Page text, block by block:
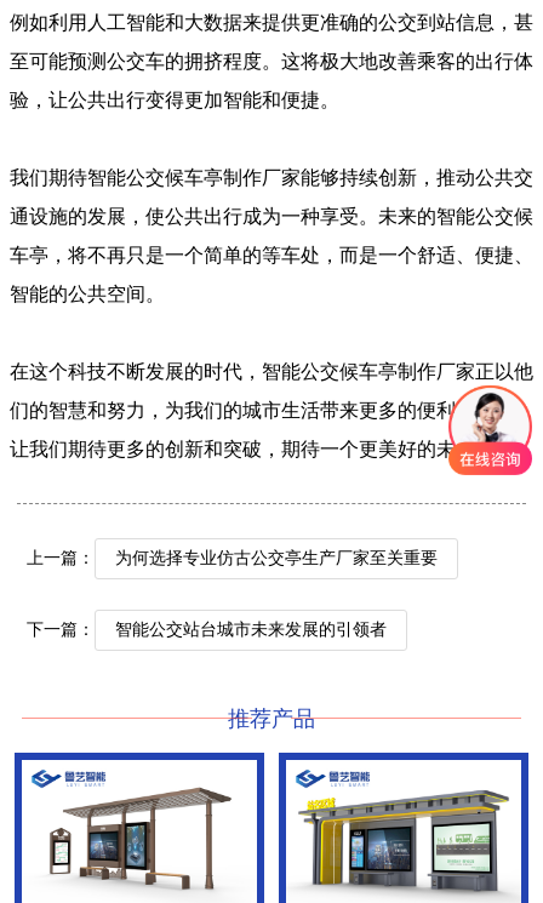
例如利用人工智能和大数据来提供更准确的公交到站信息，甚
至可能预测公交车的拥挤程度。这将极大地改善乘客的出行体
验，让公共出行变得更加智能和便捷。
我们期待智能公交候车亭制作厂家能够持续创新，推动公共交
通设施的发展，使公共出行成为一种享受。未来的智能公交候
车亭，将不再只是一个简单的等车处，而是一个舒适、便捷、
智能的公共空间。
在这个科技不断发展的时代，智能公交候车亭制作厂家正以他
们的智慧和努力，为我们的城市生活带来更多的便利和乐趣。
让我们期待更多的创新和突破，期待一个更美好的未来。
上一篇： 为何选择专业仿古公交亭生产厂家至关重要
下一篇： 智能公交站台城市未来发展的引领者
推荐产品